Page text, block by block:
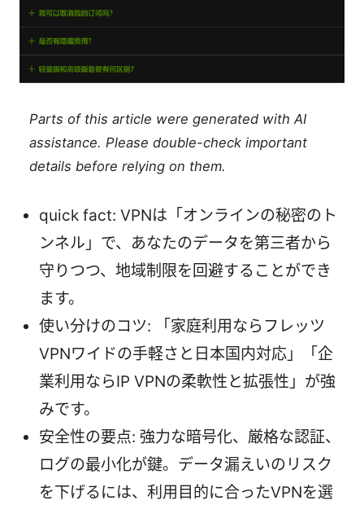
Parts of this article were generated with AI
assistance. Please double-check important
details before relying on them.
quick fact: VPNは「オンラインの秘密のト
ンネル」で、あなたのデータを第三者から
守りつつ、地域制限を回避することができ
ます。
使い分けのコツ: 「家庭利用ならフレッツ
VPNワイドの手軽さと日本国内対応」「企
業利用ならIP VPNの柔軟性と拡張性」が強
みです。
安全性の要点: 強力な暗号化、厳格な認証、
ログの最小化が鍵。データ漏えいのリスク
を下げるには、利用目的に合ったVPNを選